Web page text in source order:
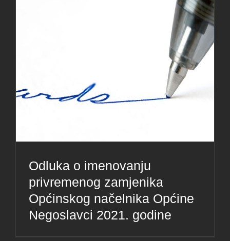
Odluka o imenovanju
privremenog zamjenika
Općinskog načelnika Općine
Negoslavci 2021. godine